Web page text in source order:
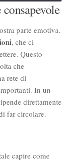
parte emotiva.
, che ci
Questo
che
rete di
In un
direttamente
far circolare.
capire come